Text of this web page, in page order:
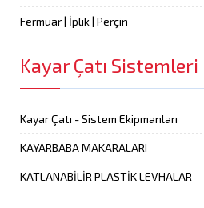
Fermuar | İplik | Perçin
Kayar Çatı Sistemleri
Kayar Çatı - Sistem Ekipmanları
KAYARBABA MAKARALARI
KATLANABİLİR PLASTİK LEVHALAR